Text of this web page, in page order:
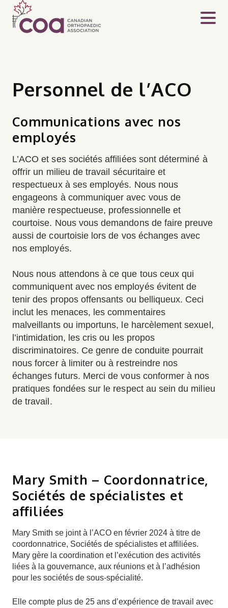
Personnel de l’ACO
Communications avec nos
employés
L’ACO et ses sociétés affiliées sont déterminé à
offrir un milieu de travail sécuritaire et
respectueux à ses employés. Nous nous
engageons à communiquer avec vous de
manière respectueuse, professionnelle et
courtoise. Nous vous demandons de faire preuve
aussi de courtoisie lors de vos échanges avec
nos employés.
Nous nous attendons à ce que tous ceux qui
communiquent avec nos employés évitent de
tenir des propos offensants ou belliqueux. Ceci
inclut les menaces, les commentaires
malveillants ou importuns, le harcèlement sexuel,
l’intimidation, les cris ou les propos
discriminatoires. Ce genre de conduite pourrait
nous forcer à limiter ou à restreindre nos
échanges futurs. Merci de vous conformer à nos
pratiques fondées sur le respect au sein du milieu
de travail.
Mary Smith – Coordonnatrice,
Sociétés de spécialistes et
affiliées
Mary Smith se joint à l’ACO en février 2024 à titre de
coordonnatrice, Sociétés de spécialistes et affiliées.
Mary gère la coordination et l’exécution des activités
liées à la gouvernance, aux réunions et à l’adhésion
pour les sociétés de sous-spécialité.
Elle compte plus de 25 ans d’expérience de travail avec